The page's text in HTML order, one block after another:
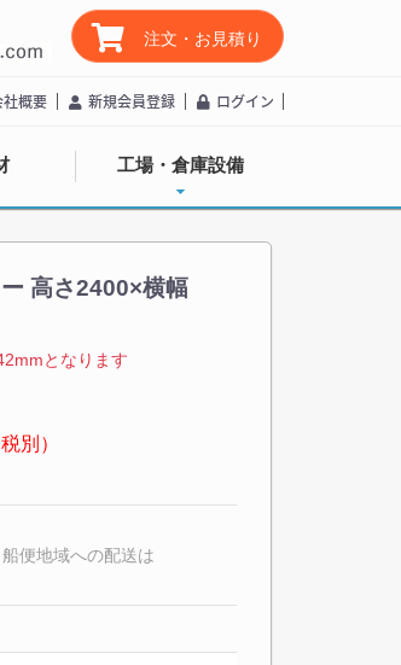
注文・お見積り
社概要 新規会員登録 ログイン
工場・倉庫設備
高さ2400×横幅
となります
別）
便地域への配送は